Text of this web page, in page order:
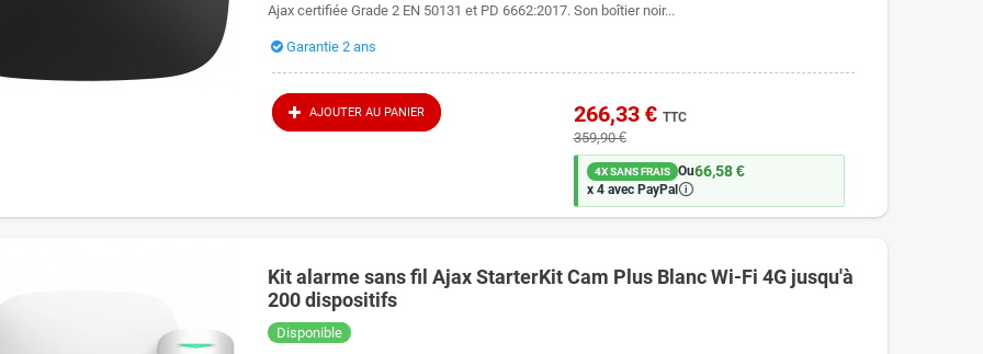
Ajax certifiée Grade 2 EN 50131 et PD 6662:2017. Son boîtier noir...
Garantie 2 ans
AJOUTER AU PANIER 266,33 € TTC
359,90 €
4X SANS FRAIS Ou66,58 €
x 4 avec PayPal🛈
Kit alarme sans fil Ajax StarterKit Cam Plus Blanc Wi-Fi 4G jusqu'à
200 dispositifs
Disponible